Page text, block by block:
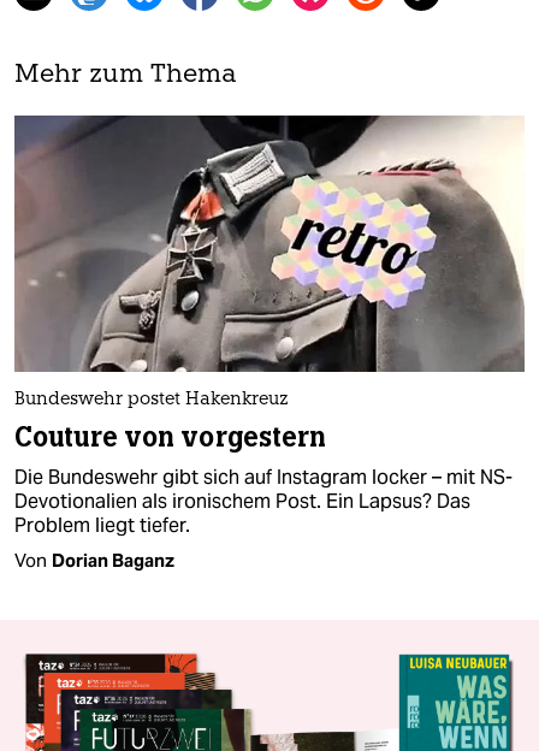
Mehr zum Thema
Bundeswehr postet Hakenkreuz
Cou­ture von vorgestern
Die Bundeswehr gibt sich auf Insta­gram locker – mit NS-
Devotionalien als ironischem Post. Ein Lapsus? Das
Problem liegt tiefer.
Von Dorian Baganz